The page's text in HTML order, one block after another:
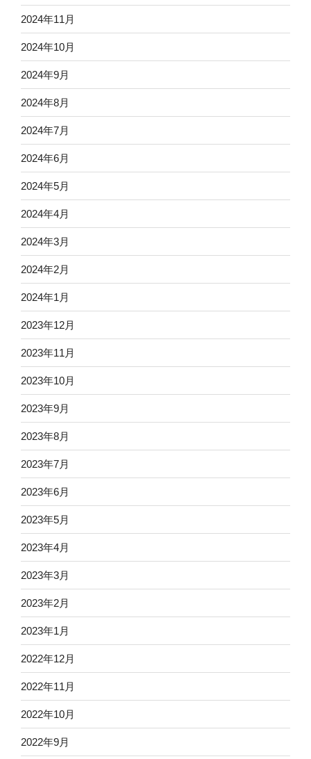
2024年11月
2024年10月
2024年9月
2024年8月
2024年7月
2024年6月
2024年5月
2024年4月
2024年3月
2024年2月
2024年1月
2023年12月
2023年11月
2023年10月
2023年9月
2023年8月
2023年7月
2023年6月
2023年5月
2023年4月
2023年3月
2023年2月
2023年1月
2022年12月
2022年11月
2022年10月
2022年9月